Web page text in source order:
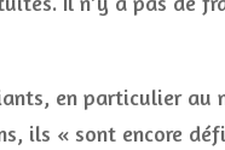
en particulier au
ils « sont encore